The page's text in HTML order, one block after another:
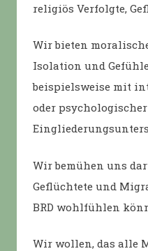
religiös Verfolgte,
Wir bieten
Isolation und
beispielsweise mit
oder psychologischer
Wir bemühen uns
Geflüchtete und
BRD wohlfühlen
Wir wollen, das alle